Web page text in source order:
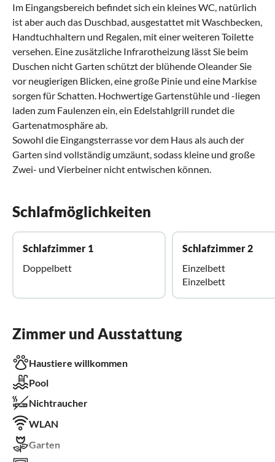
Im Eingangsbereich befindet sich ein kleines WC, natürlich
ist aber auch das Duschbad, ausgestattet mit Waschbecken,
Handtuchhaltern und Regalen, mit einer weiteren Toilette
versehen. Eine zusätzliche Infrarotheizung lässt Sie beim
Duschen nicht Garten schützt der blühende Oleander Sie
vor neugierigen Blicken, eine große Pinie und eine Markise
sorgen für Schatten. Hochwertige Gartenstühle und -liegen
laden zum Faulenzen ein, ein Edelstahlgrill rundet die
Gartenatmosphäre ab.
Sowohl die Eingangsterrasse vor dem Haus als auch der
Garten sind vollständig umzäunt, sodass kleine und große
Zwei- und Vierbeiner nicht entwischen können.
Schlafmöglichkeiten
Schlafzimmer 1
Doppelbett
Schlafzimmer 2
Einzelbett
Einzelbett
Zimmer und Ausstattung
Haustiere willkommen
Pool
Nichtraucher
WLAN
Garten